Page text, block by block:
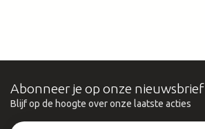
Abonneer je op onze nieuwsbrief
Blijf op de hoogte over onze laatste acties